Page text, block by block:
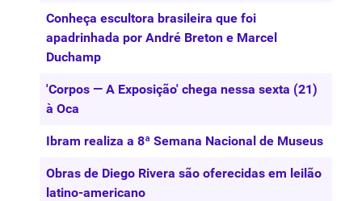
Conheça escultora brasileira que foi
apadrinhada por André Breton e Marcel
Duchamp
'Corpos — A Exposição' chega nessa sexta (21)
à Oca
Ibram realiza a 8ª Semana Nacional de Museus
Obras de Diego Rivera são oferecidas em leilão
latino-americano